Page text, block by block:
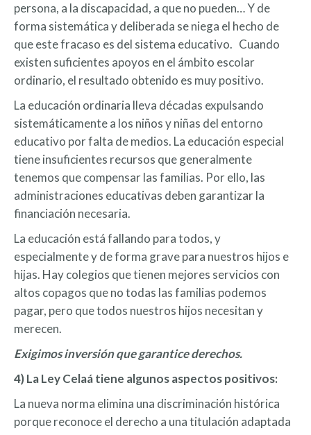
persona, a la discapacidad, a que no pueden… Y de
forma sistemática y deliberada se niega el hecho de
que este fracaso es del sistema educativo. Cuando
existen suficientes apoyos en el ámbito escolar
ordinario, el resultado obtenido es muy positivo.
La educación ordinaria lleva décadas expulsando
sistemáticamente a los niños y niñas del entorno
educativo por falta de medios. La educación especial
tiene insuficientes recursos que generalmente
tenemos que compensar las familias. Por ello, las
administraciones educativas deben garantizar la
financiación necesaria.
La educación está fallando para todos, y
especialmente y de forma grave para nuestros hijos e
hijas. Hay colegios que tienen mejores servicios con
altos copagos que no todas las familias podemos
pagar, pero que todos nuestros hijos necesitan y
merecen.
Exigimos inversión que garantice derechos.
4) La Ley Celaá tiene algunos aspectos positivos:
La nueva norma elimina una discriminación histórica
porque reconoce el derecho a una titulación adaptada